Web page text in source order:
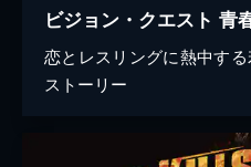
ビジョン・クエスト 青
恋とレスリングに熱中す
ストーリー